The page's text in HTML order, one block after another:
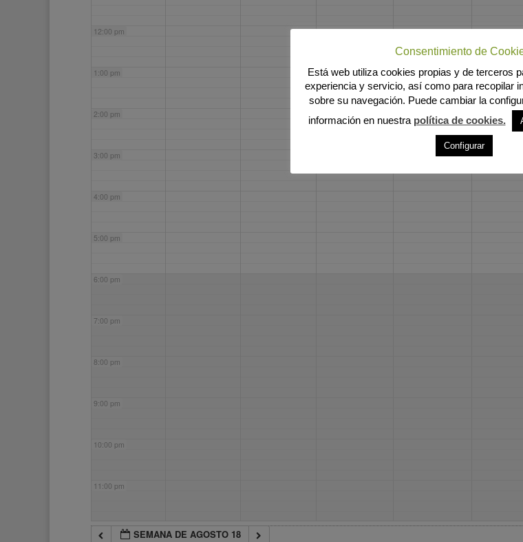
12:00 pm
1:00 pm
2:00 pm
3:00 pm
4:00 pm
5:00 pm
6:00 pm
7:00 pm
8:00 pm
9:00 pm
10:00 pm
11:00 pm
SEMANA DE AGOSTO 18
Consentimiento de
Está web utiliza cookies propias y de terceros
experiencia y servicio, así como para recopilar
sobre su navegación. Puede cambiar la
información en nuestra política de cookies.
Configurar